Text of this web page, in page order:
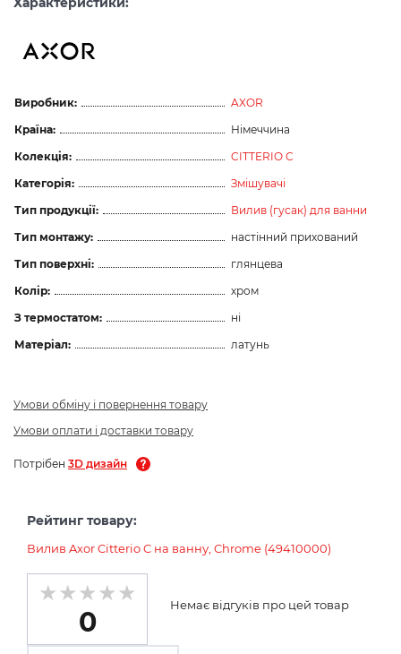
Виробник:
AXOR
Країна:
Німеччина
Колекція:
CITTERIO C
Категорія:
Змішувачі
Тип продукції:
Вилив (гусак) для ванни
Тип монтажу:
настінний прихований
Тип поверхні:
глянцева
Колір:
хром
З термостатом:
ні
Матеріал:
латунь
Умови обміну і повернення товару
Умови оплати і доставки товару
Потрібен 3D дизайн
Рейтинг товару:
Вилив Axor Citterio C на ванну, Chrome (49410000)
0
Немає відгуків про цей товар